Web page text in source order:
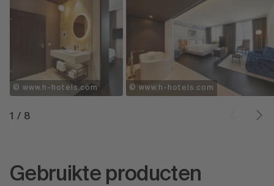
© www.h-hotels.com © www.h-hotels.com
1 / 8
Gebruikte producten